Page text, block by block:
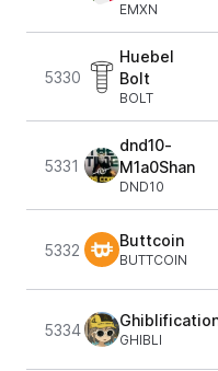
EMXN
5330
Huebel
Bolt
BOLT
5331
dnd10-
M1a0Shan
DND10
5332
Buttcoin
BUTTCOIN
5334
GHIBLI